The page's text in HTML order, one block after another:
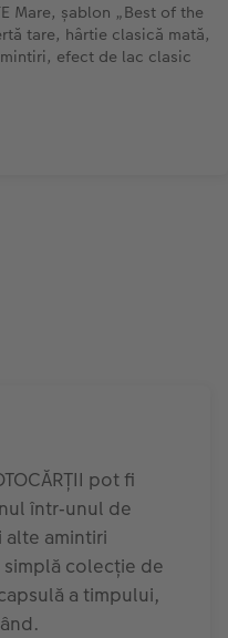
Mare, șablon „Best of the
tare, hârtie clasică mată,
efect de lac clasic
pot fi
într‑unul de
amintiri
colecție de
a timpului,